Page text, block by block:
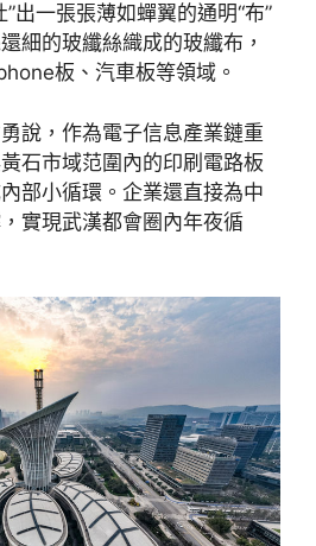
出一張張薄如蟬翼的通明“布”
細的玻纖絲織成的玻纖布，
板、汽車板等領域。
說，作為電子信息產業鏈重
石市域范圍內的印刷電路板
部小循環。企業還直接為中
實現武漢都會圈內年夜循